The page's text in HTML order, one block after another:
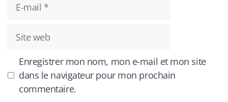
mail
Site
web
Enregistrer mon nom, mon e-mail et mon site
dans le navigateur pour mon prochain
commentaire.